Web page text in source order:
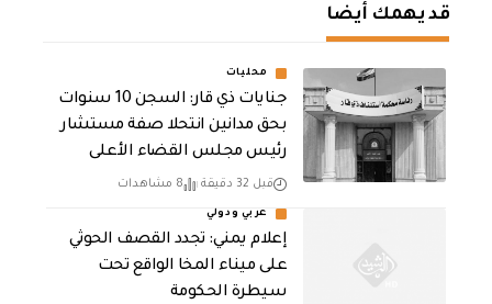
قد يهمك أيضا
محليات
جنايات ذي قار: السجن 10 سنوات
بحق مدانين انتحلا صفة مستشار
رئيس مجلس القضاء الأعلى
قبل 32 دقيقة 8 مشاهدات
عربي ودولي
إعلام يمني: تجدد القصف الحوثي
على ميناء المخا الواقع تحت
سيطرة الحكومة